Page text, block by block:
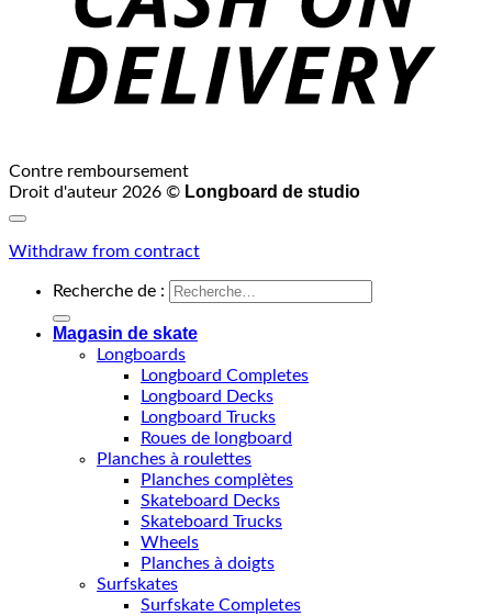
Contre remboursement
Droit d'auteur 2026 © Longboard de studio
Withdraw from contract
Recherche de :
Magasin de skate
Longboards
Longboard Completes
Longboard Decks
Longboard Trucks
Roues de longboard
Planches à roulettes
Planches complètes
Skateboard Decks
Skateboard Trucks
Wheels
Planches à doigts
Surfskates
Surfskate Completes